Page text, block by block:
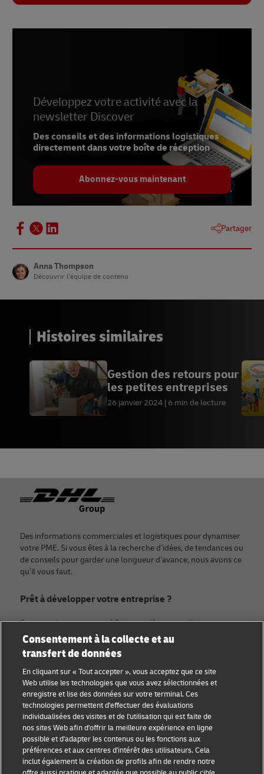
Développez votre activité avec la
newsletter Discover
Des conseils et des informations logistiques
directement dans votre boîte de réception
Abonnez-vous maintenant
Partager
Anna Thompson
Découvrir l’équipe de contenu
Histoires similaires
Gestion des retours pour
les petites entreprises
26 janvier 2024 6 min de lecture
Footer
Des informations commerciales et logistiques pour dynamiser
votre PME. Si vous êtes à la recherche d’idées, de tendances ou
de conseils pour garder une longueur d’avance, nous avons ce
qu’il vous faut.
Prêt à développer votre entreprise ?
Rejoignez la communauté Discover dès aujourd’hui.
Catégories
Conseils aux petites
entreprises
Conseil e-commerce
Conseil B2B
Conseil logistique
À propos de DHL
Contact
Centre de presse
Durabilité
Mentions légales
Consentement à la collecte et au
transfert de données
En cliquant sur « Tout accepter », vous acceptez que ce site
Web utilise les technologies que vous avez sélectionnées et
enregistre et lise des données sur votre terminal. Ces
technologies permettent d'effectuer des évaluations
individualisées des visites et de l'utilisation qui est faite de
nos sites Web afin d'offrir la meilleure expérience en ligne
possible et d'adapter les contenus ou les fonctions aux
préférences et aux centres d'intérêt des utilisateurs. Cela
inclut également la création de profils afin de rendre notre